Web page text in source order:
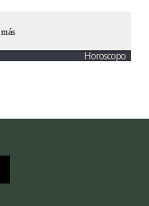
Horoscopo